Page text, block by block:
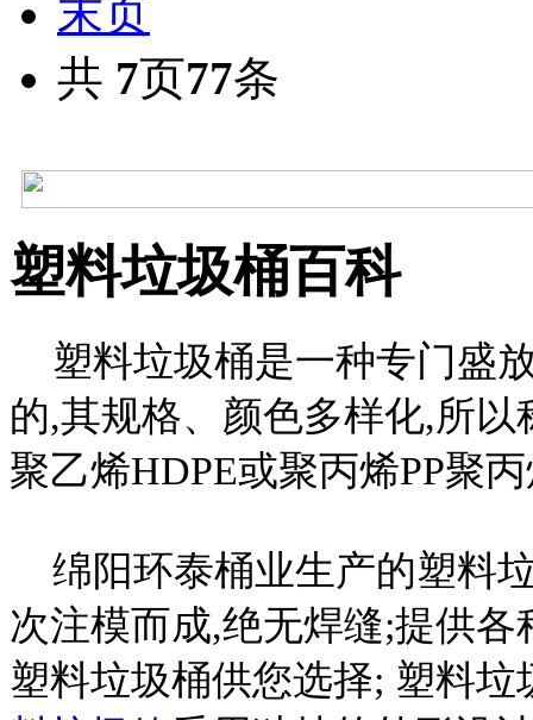
末页
共 7页77条
塑料垃圾桶百科
塑料垃圾桶是一种专门盛
的,其规格、颜色多样化,所以
聚乙烯HDPE或聚丙烯PP聚
绵阳环泰桶业生产的塑料
次注模而成,绝无焊缝;提供
塑料垃圾桶供您选择; 塑料